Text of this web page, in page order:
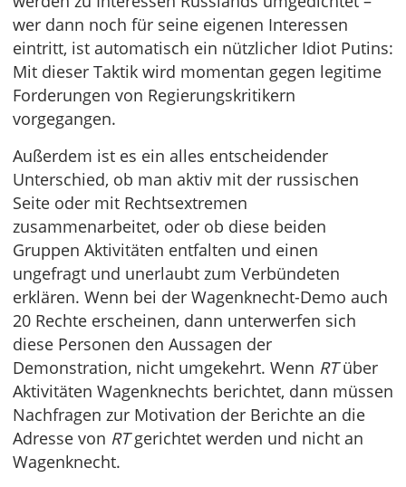
wer dann noch für seine eigenen Interessen
eintritt, ist automatisch ein nützlicher Idiot Putins:
Mit dieser Taktik wird momentan gegen legitime
Forderungen von Regierungskritikern
vorgegangen.
Außerdem ist es ein alles entscheidender
Unterschied, ob man aktiv mit der russischen
Seite oder mit Rechtsextremen
zusammenarbeitet, oder ob diese beiden
Gruppen Aktivitäten entfalten und einen
ungefragt und unerlaubt zum Verbündeten
erklären. Wenn bei der Wagenknecht-Demo auch
20 Rechte erscheinen, dann unterwerfen sich
diese Personen den Aussagen der
Demonstration, nicht umgekehrt. Wenn RTüber
Aktivitäten Wagenknechts berichtet, dann müssen
Nachfragen zur Motivation der Berichte an die
Adresse von RTgerichtet werden und nicht an
Wagenknecht.